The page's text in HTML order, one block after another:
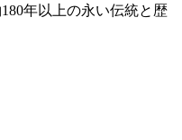
年以上の永い伝統と歴